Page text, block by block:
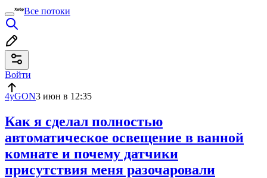
Все потоки
Войти
4yGON3 июн в 12:35
Как я сделал полностью
автоматическое освещение в ванной
комнате и почему датчики
присутствия меня разочаровали